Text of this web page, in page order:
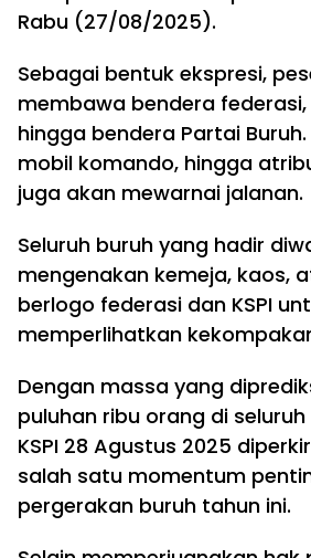
Rabu (27/08/2025).
Sebagai bentuk ekspresi,
membawa bendera federasi,
hingga bendera Partai
mobil komando, hingga
juga akan mewarnai jalanan.
Seluruh buruh yang hadir
mengenakan kemeja, kaos,
berlogo federasi dan KSPI
memperlihatkan
Dengan massa yang
puluhan ribu orang di
KSPI 28 Agustus 2025
salah satu momentum
pergerakan buruh tahun ini.